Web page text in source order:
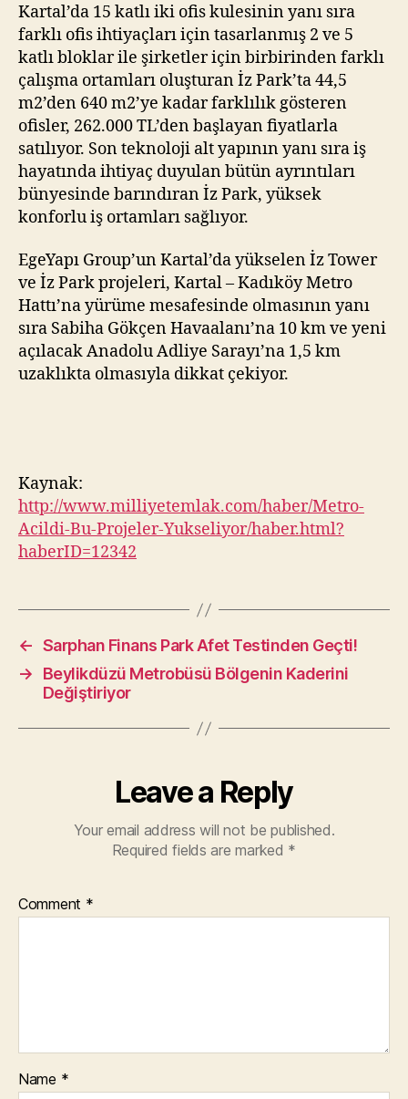
Kartal’da 15 katlı iki ofis kulesinin yanı sıra
farklı ofis ihtiyaçları için tasarlanmış 2 ve 5
katlı bloklar ile şirketler için birbirinden farklı
çalışma ortamları oluşturan İz Park’ta 44,5
m2’den 640 m2’ye kadar farklılık gösteren
ofisler, 262.000 TL’den başlayan fiyatlarla
satılıyor. Son teknoloji alt yapının yanı sıra iş
hayatında ihtiyaç duyulan bütün ayrıntıları
bünyesinde barındıran İz Park, yüksek
konforlu iş ortamları sağlıyor.
EgeYapı Group’un Kartal’da yükselen İz Tower
ve İz Park projeleri, Kartal – Kadıköy Metro
Hattı’na yürüme mesafesinde olmasının yanı
sıra Sabiha Gökçen Havaalanı’na 10 km ve yeni
açılacak Anadolu Adliye Sarayı’na 1,5 km
uzaklıkta olmasıyla dikkat çekiyor.
Kaynak:
http://www.milliyetemlak.com/haber/Metro-
Acildi-Bu-Projeler-Yukseliyor/haber.html?
haberID=12342
← Sarphan Finans Park Afet Testinden Geçti!
→
Beylikdüzü Metrobüsü Bölgenin Kaderini
Değiştiriyor
Leave a Reply
Your email address will not be published.
Required fields are marked *
Comment *
Name *